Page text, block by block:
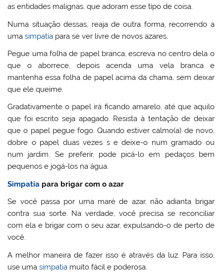
as entidades malignas, que adoram esse tipo de coisa.
Numa situação dessas, reaja de outra forma, recorrendo a
umasimpatia para se ver livre de novos azares.
Pegue uma folha de papel branca, escreva no centro dela o
que o aborrece, depois acenda uma vela branca e
mantenha essa folha de papel acima da chama, sem deixar
que ele queime.
Gradativamente o papel irá ficando amarelo, até que aquilo
que foi escrito seja apagado. Resista à tentação de deixar
que o papel pegue fogo. Quando estiver calmo(a) de novo,
dobre o papel duas vezes s e deixe-o num gramado ou
num jardim. Se preferir, pode picá-lo em pedaços bem
pequenos e jogá-los na água.
Simpatia para brigar com o azar
Se você passa por uma maré de azar, não adianta brigar
contra sua sorte. Na verdade, você precisa se reconciliar
com ela e brigar com o seu azar, expulsando-o de perto de
você.
A melhor maneira de fazer isso é através da luz. Para isso,
use umasimpatia muito fácil e poderosa.